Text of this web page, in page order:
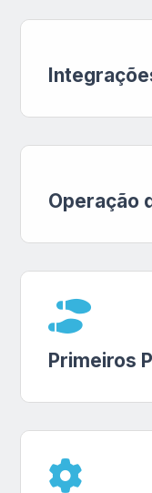
Operação
Primeiros